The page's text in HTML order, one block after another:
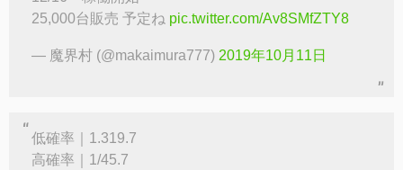
25,000台販売 予定ね pic.twitter.com/Av8SMfZTY8
— 魔界村 (@makaimura777) 2019年10月11日
低確率｜1.319.7
高確率｜1/45.7